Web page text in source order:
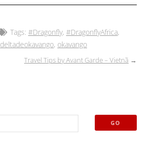
Tags: #Dragonfly, #DragonflyAfrica,
deltadeokavango, okavango
Travel Tips by Avant Garde – Vietnã →